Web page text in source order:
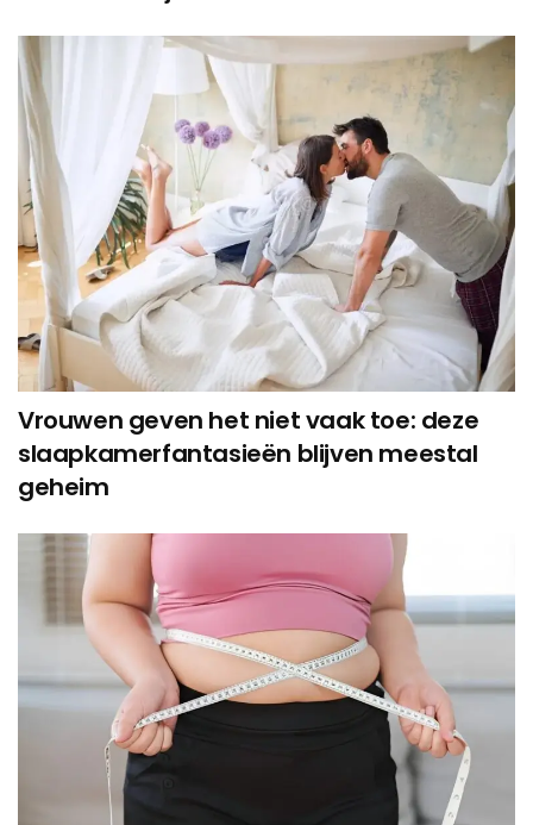
Vrouwen geven het niet vaak toe: deze
slaapkamerfantasieën blijven meestal
geheim